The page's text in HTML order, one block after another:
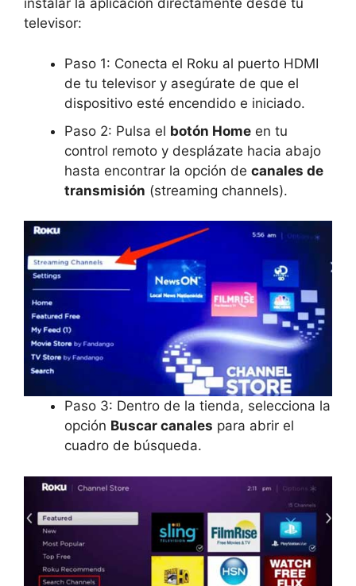
instalar la aplicación directamente desde tu
televisor:
Paso 1: Conecta el Roku al puerto HDMI
de tu televisor y asegúrate de que el
dispositivo esté encendido e iniciado.
Paso 2: Pulsa el botón Home en tu
control remoto y desplázate hacia abajo
hasta encontrar la opción de canales de
transmisión (streaming channels).
Paso 3: Dentro de la tienda, selecciona la
opción Buscar canales para abrir el
cuadro de búsqueda.